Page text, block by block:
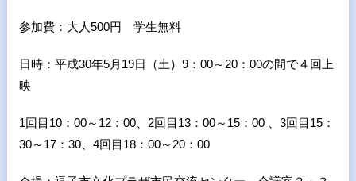
参加費：大人500円 学生無料
日時：平成30年5月19日（土）9：00～20：00の間で４回上
映
1回目10：00～12：00、2回目13：00～15：00 、3回目15：
30～17：30、4回目18：00～20：00